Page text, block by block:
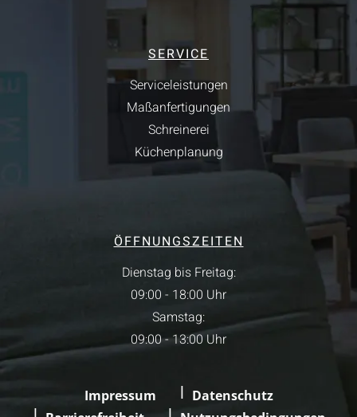
SERVICE
Serviceleistungen
Maßanfertigungen
Schreinerei
Küchenplanung
ÖFFNUNGSZEITEN
Dienstag bis Freitag:
09:00 - 18:00 Uhr
Samstag:
09:00 - 13:00 Uhr
Impressum
Datenschutz